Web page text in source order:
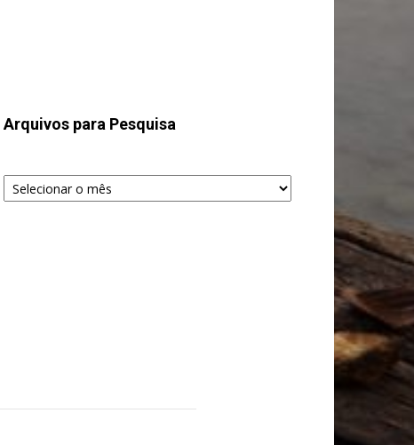
Arquivos para Pesquisa
Arquivos
para